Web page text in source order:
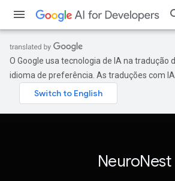
O Google usa tecnologia de IA na tradução
idioma de preferência. As traduções com
NeuroNest